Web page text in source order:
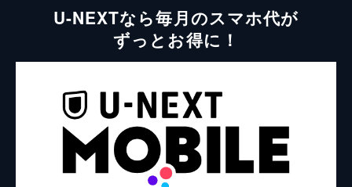
U-NEXTなら毎月のスマホ代が
ずっとお得に！